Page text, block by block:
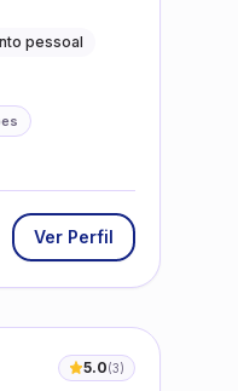
pessoal
Ver Perfil
5.0(3)